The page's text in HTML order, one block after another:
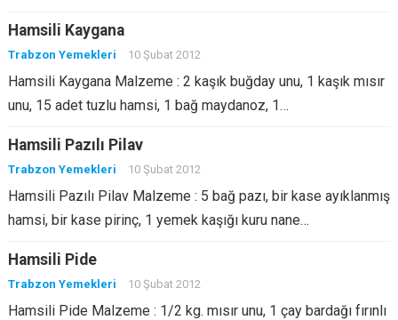
Hamsili Kaygana
Trabzon Yemekleri 10 Şubat 2012
Hamsili Kaygana Malzeme : 2 kaşık buğday unu, 1 kaşık mısır
unu, 15 adet tuzlu hamsi, 1 bağ maydanoz, 1…
Hamsili Pazılı Pilav
Trabzon Yemekleri 10 Şubat 2012
Hamsili Pazılı Pilav Malzeme : 5 bağ pazı, bir kase ayıklanmış
hamsi, bir kase pirinç, 1 yemek kaşığı kuru nane…
Hamsili Pide
Trabzon Yemekleri 10 Şubat 2012
Hamsili Pide Malzeme : 1/2 kg. mısır unu, 1 çay bardağı fırınlı